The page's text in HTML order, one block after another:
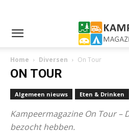
Home Diversen On Tour
ON TOUR
Algemeen nieuws Eten & Drinken
Kampeermagazine On Tour –
bezocht hebben.